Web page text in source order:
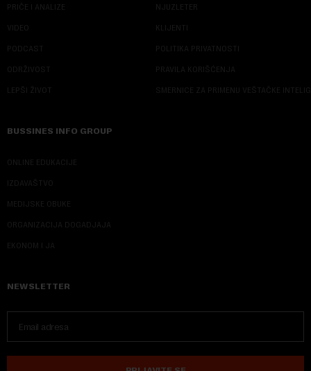
PRIČE I ANALIZE
VIDEO
PODCAST
ODRŽIVOST
LEPŠI ŽIVOT
NJUZLETER
KLIJENTI
POLITIKA PRIVATNOSTI
PRAVILA KORIŠĆENJA
SMERNICE ZA PRIMENU VEŠTAČKE
BUSSINES INFO GROUP
ONLINE EDUKACIJE
IZDAVAŠTVO
MEDIJSKE OBUKE
ORGANIZACIJA DOGADJAJA
EKONOM I JA
NEWSLETTER